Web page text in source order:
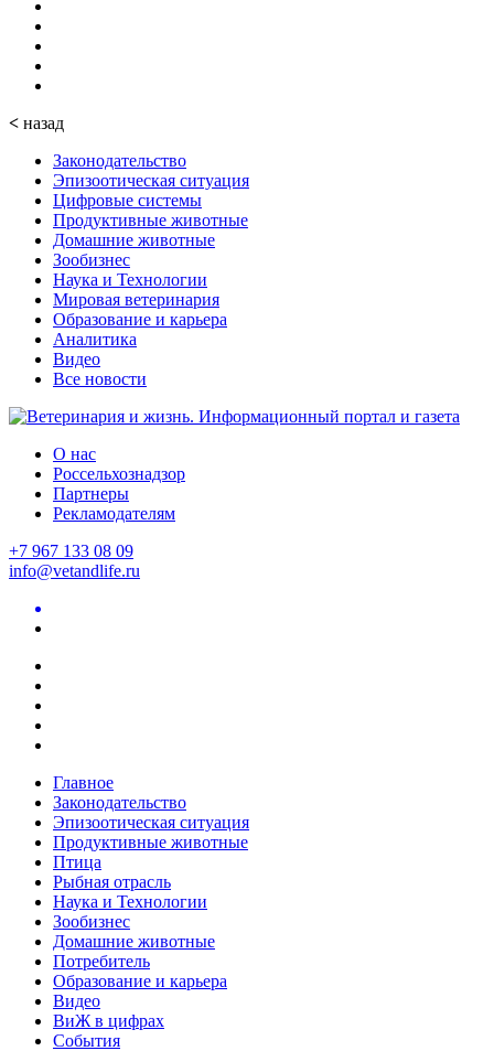
< назад
Законодательство
Эпизоотическая ситуация
Цифровые системы
Продуктивные животные
Домашние животные
Зообизнес
Наука и Технологии
Мировая ветеринария
Образование и карьера
Аналитика
Видео
Все новости
О нас
Россельхознадзор
Партнеры
Рекламодателям
+7 967 133 08 09
info@vetandlife.ru
Главное
Законодательство
Эпизоотическая ситуация
Продуктивные животные
Птица
Рыбная отрасль
Наука и Технологии
Зообизнес
Домашние животные
Потребитель
Образование и карьера
Видео
ВиЖ в цифрах
События